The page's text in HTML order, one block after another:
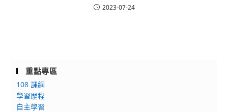
2023-07-24
重點專區
108 課綱
學習歷程
自主學習